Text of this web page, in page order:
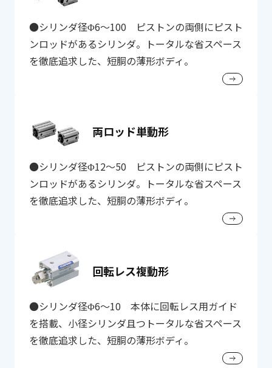
●シリンダ径Φ6～100 ピストンの両側にピスト
ンロッドがあるシリンダ。トータルな省スペース
を徹底追求した、短胴の薄形ボディ。
両ロッド単動形
●シリンダ径Φ12～50 ピストンの両側にピスト
ンロッドがあるシリンダ。トータルな省スペース
を徹底追求した、短胴の薄形ボディ。
回転レス複動形
●シリンダ径Φ6～10 本体に回転レス用ガイド
を搭載、小径シリンダ且つトータルな省スペース
を徹底追求した、短胴の薄形ボディ。